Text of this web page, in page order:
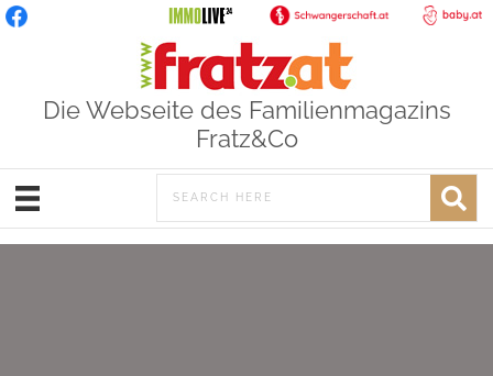
Die Webseite des Familienmagazins
Fratz&Co